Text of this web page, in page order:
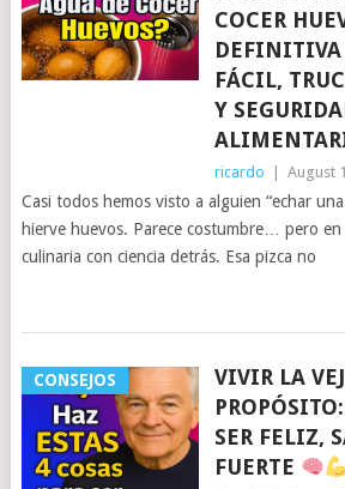
COCER
FÁCIL,
Y
ricardo August
Casi todos hemos visto a alguien “echar
hierve huevos. Parece costumbre… pero en
culinaria con ciencia detrás. Esa pizca no
CONSEJOS
VIVIR LA
SER FELIZ,
FUERTE